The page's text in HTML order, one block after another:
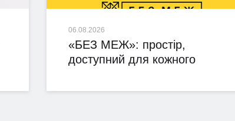
06.08.2026
«БЕЗ МЕЖ»: простір,
доступний для кожного